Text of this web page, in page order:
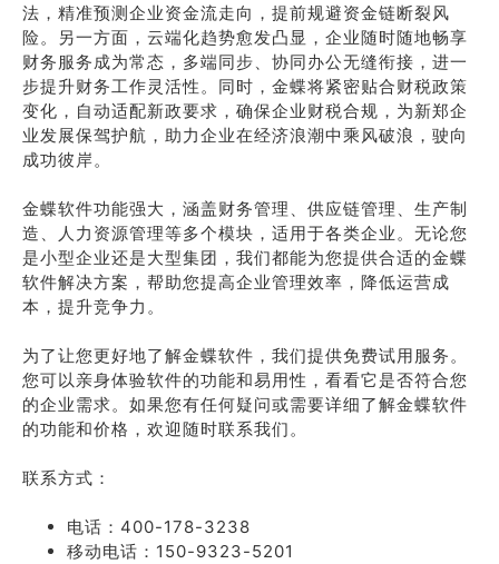
法，精准预测企业资金流走向，提前规避资金链断裂风
险。另一方面，云端化趋势愈发凸显，企业随时随地畅享
财务服务成为常态，多端同步、协同办公无缝衔接，进一
步提升财务工作灵活性。同时，金蝶将紧密贴合财税政策
变化，自动适配新政要求，确保企业财税合规，为新郑企
业发展保驾护航，助力企业在经济浪潮中乘风破浪，驶向
成功彼岸。
金蝶软件功能强大，涵盖财务管理、供应链管理、生产制
造、人力资源管理等多个模块，适用于各类企业。无论您
是小型企业还是大型集团，我们都能为您提供合适的金蝶
软件解决方案，帮助您提高企业管理效率，降低运营成
本，提升竞争力。
为了让您更好地了解金蝶软件，我们提供免费试用服务。
您可以亲身体验软件的功能和易用性，看看它是否符合您
的企业需求。如果您有任何疑问或需要详细了解金蝶软件
的功能和价格，欢迎随时联系我们。
联系方式：
电话：400-178-3238
移动电话：150-9323-5201